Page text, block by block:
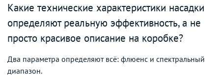
Какие технические характеристики насадки
определяют реальную эффективность, а не
просто красивое описание на коробке?
Два параметра определяют всё: флюенс и спектральный
диапазон.